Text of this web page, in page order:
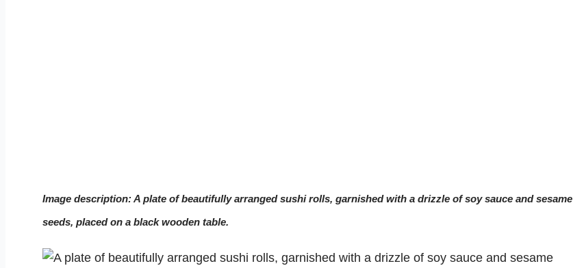
Image description: A plate of beautifully arranged sushi rolls, garnished with a drizzle of soy sauce and sesame
seeds, placed on a black wooden table.